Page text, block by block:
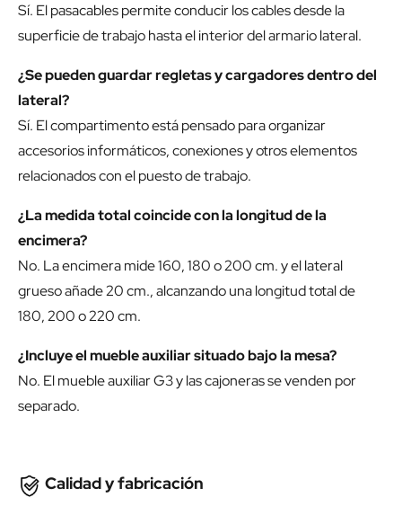
Sí. El pasacables permite conducir los cables desde la
superficie de trabajo hasta el interior del armario lateral.
¿Se pueden guardar regletas y cargadores dentro del
lateral?
Sí. El compartimento está pensado para organizar
accesorios informáticos, conexiones y otros elementos
relacionados con el puesto de trabajo.
¿La medida total coincide con la longitud de la
encimera?
No. La encimera mide 160, 180 o 200 cm. y el lateral
grueso añade 20 cm., alcanzando una longitud total de
180, 200 o 220 cm.
¿Incluye el mueble auxiliar situado bajo la mesa?
No. El mueble auxiliar G3 y las cajoneras se venden por
separado.
Calidad y fabricación